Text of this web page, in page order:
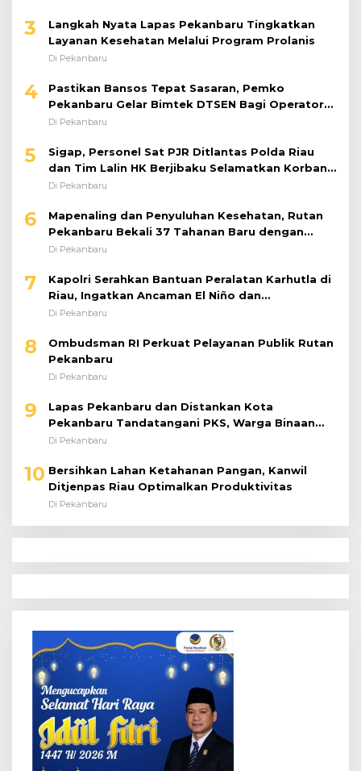
Di Pekanbaru
Pastikan Bansos Tepat Sasaran, Pemko
Puskessos
Di Pekanbaru
Sigap, Personel Sat PJR Ditlantas Polda Riau
Kecelakaan di Tol Pekanbaru–Dumai
Di Pekanbaru
Mapenaling dan Penyuluhan Kesehatan, Rutan
Edukasi TBC, HIV, dan Bahaya Narkoba
Di Pekanbaru
Kapolri Serahkan Bantuan Peralatan Karhutla di
Prioritaskan Pencegahan
Di Pekanbaru
Ombudsman RI Perkuat Pelayanan Publik Rutan
Di Pekanbaru
Lapas Pekanbaru dan Distankan Kota
Dibekali Keterampilan Peternakan Ayam Petelur
Di Pekanbaru
Bersihkan Lahan Ketahanan Pangan, Kanwil
Di Pekanbaru